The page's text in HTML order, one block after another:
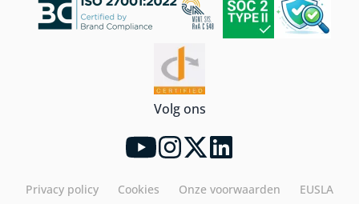
Volg ons
Privacy policy Cookies Onze voorwaarden
EUSLA